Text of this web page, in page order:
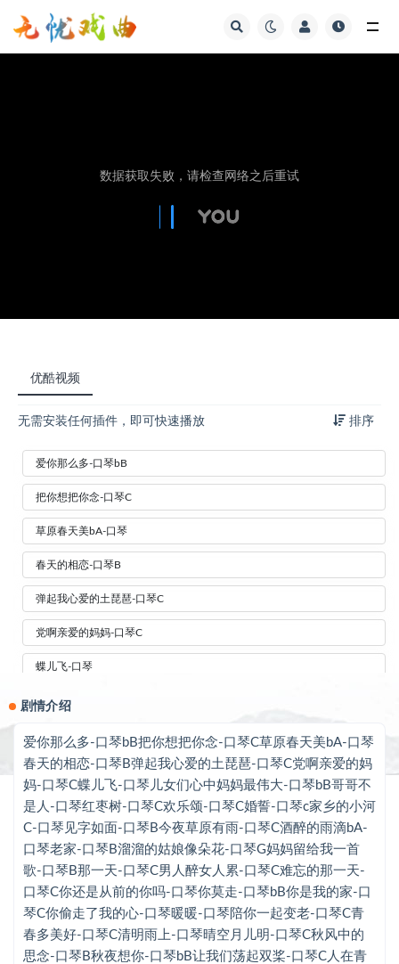
优酷视频
无需安装任何插件，即可快速播放 排序
爱你那么多-口琴bB
把你想把你念-口琴C
草原春天美bA-口琴
春天的相恋-口琴B
弹起我心爱的土琵琶-口琴C
党啊亲爱的妈妈-口琴C
蝶儿飞-口琴
儿女们心中妈妈最伟大-口琴bB
哥哥不是人-口琴
红枣树-口琴C
欢乐颂-口琴C
婚誓-口琴c
家乡的小河C-口琴
今夜草原有雨-口琴C
剧情介绍
爱你那么多-口琴bB把你想把你念-口琴C草原春天美bA-口琴
春天的相恋-口琴B弹起我心爱的土琵琶-口琴C党啊亲爱的妈
妈-口琴C蝶儿飞-口琴儿女们心中妈妈最伟大-口琴bB哥哥不
是人-口琴红枣树-口琴C欢乐颂-口琴C婚誓-口琴c家乡的小河
C-口琴见字如面-口琴B今夜草原有雨-口琴C酒醉的雨滴bA-
口琴老家-口琴B溜溜的姑娘像朵花-口琴G妈妈留给我一首
歌-口琴B那一天-口琴C男人醉女人累-口琴C难忘的那一天-
口琴C你还是从前的你吗-口琴你莫走-口琴bB你是我的家-口
琴C你偷走了我的心-口琴暖暖-口琴陪你一起变老-口琴C青
春多美好-口琴C清明雨上-口琴晴空月儿明-口琴C秋风中的
思念-口琴B秋夜想你-口琴bB让我们荡起双桨-口琴C人在青